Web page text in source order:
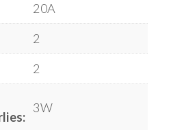
20A
2
2
3W